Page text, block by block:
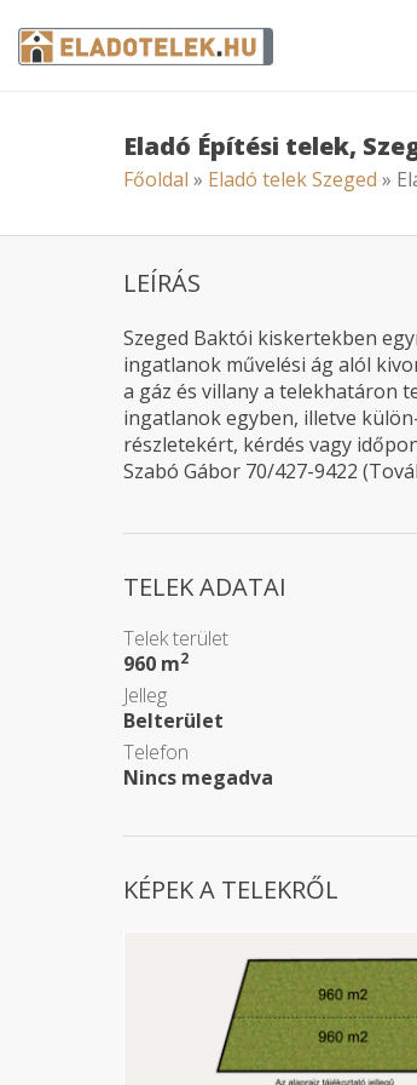
Eladó Építési telek,
Főoldal » Eladó telek Szeged »
LEÍRÁS
Szeged Baktói kiskertekben
ingatlanok művelési ág alól
a gáz és villany a telekhatáron
ingatlanok egyben, illetve
részletekért, kérdés vagy időpont
Szabó Gábor 70/427-9422
TELEK ADATAI
Telek terület
960 m2
Jelleg
Belterület
Telefon
Nincs megadva
KÉPEK A TELEKRŐL